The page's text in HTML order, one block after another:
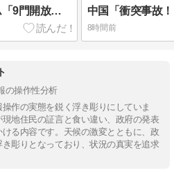
中国「大洪水！」三峡ダム「9門開放！（全力放流」中国都市「三峡沿線の道路水没」中国政府「高速道路封鎖！」中国ダム「緊急放流に合わせて開門（土砂崩れ発生」→
8時間前
の操作性分析
作の実態を鋭く浮き彫りにしていま
地住民の証言と食い違い、政府の発表
る内容です。天候の激変とともに、政
彫りとなっており、状況の真実を追求